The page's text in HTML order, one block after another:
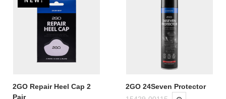
2GO Repair Heel Cap 2
Pair
2GO 24Seven Protector